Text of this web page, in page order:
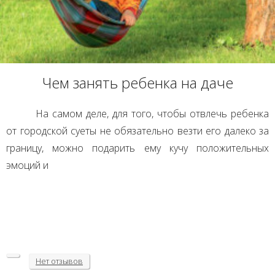
Чем занять ребенка на даче
На самом деле, для того, чтобы отвлечь ребенка
от городской суеты не обязательно везти его далеко за
границу, можно подарить ему кучу положительных
эмоций и
Нет отзывов